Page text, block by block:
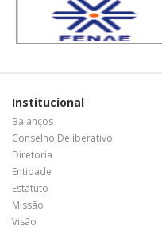
Institucional
Balanços
Conselho Deliberativo
Diretoria
Entidade
Estatuto
Missão
Visão